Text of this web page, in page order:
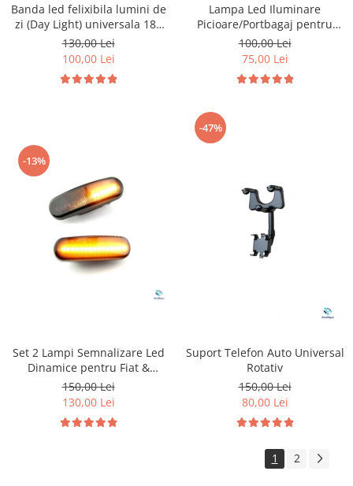
Banda led felixibila lumini de
zi (Day Light) universala 180
cm
130,00 Lei
100,00 Lei
Lampa Led Iluminare
Picioare/Portbagaj pentru
Peugeot si Citroen
100,00 Lei
75,00 Lei
-13%
Set 2 Lampi Semnalizare Led
Dinamice pentru Fiat &
Peugeot & Citroen
150,00 Lei
130,00 Lei
-47%
Suport Telefon Auto Universal
Rotativ
150,00 Lei
80,00 Lei
1 2